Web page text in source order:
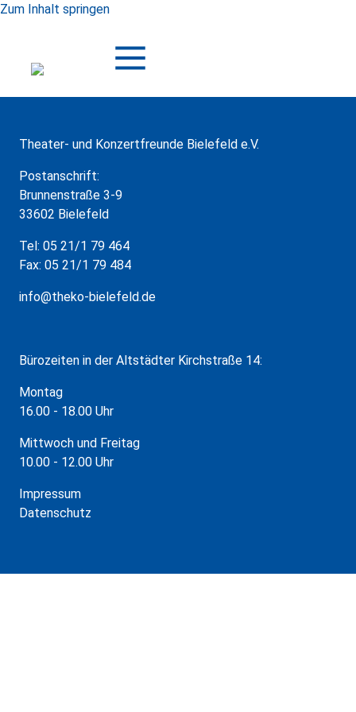
Zum Inhalt springen
Theater- und Konzertfreunde Bielefeld e.V.
Postanschrift:
Brunnenstraße 3-9
33602 Bielefeld
Tel: 05 21/1 79 464
Fax: 05 21/1 79 484
info@theko-bielefeld.de
Bürozeiten in der Altstädter Kirchstraße 14:
Montag
16.00 - 18.00 Uhr
Mittwoch und Freitag
10.00 - 12.00 Uhr
Impressum
Datenschutz